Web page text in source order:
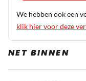
We hebben ook een
klik hier voor deze
NET BINNEN